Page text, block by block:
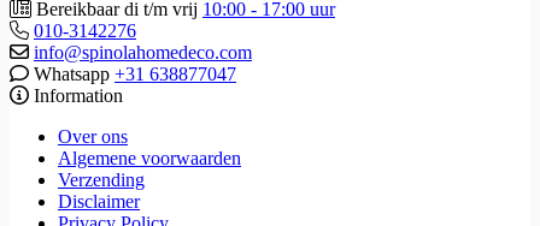
Bereikbaar di t/m vrij 10:00 - 17:00 uur
010-3142276
info@spinolahomedeco.com
Whatsapp +31 638877047
Information
Over ons
Algemene voorwaarden
Verzending
Disclaimer